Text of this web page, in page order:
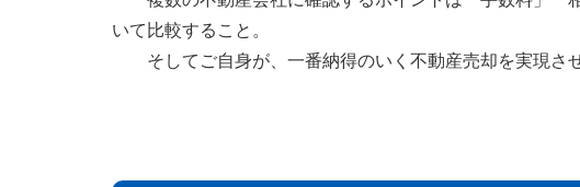
いて比較すること。
そしてご自身が、一番納得のいく不動産売却を実現させ